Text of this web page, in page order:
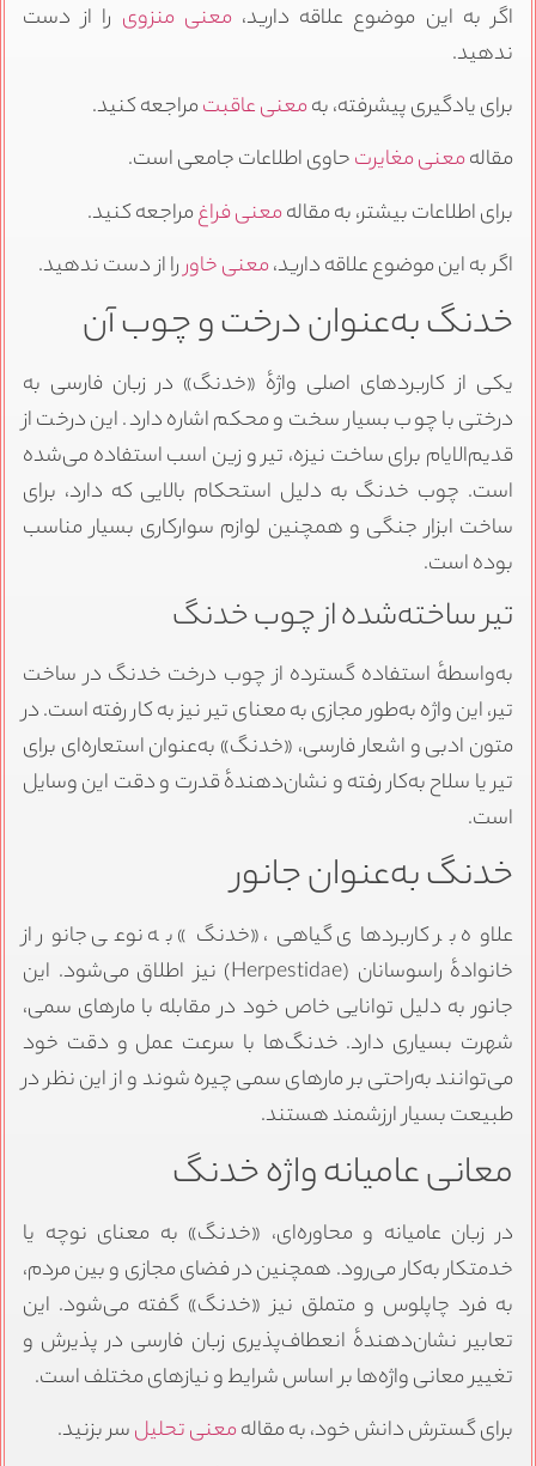
اگر به این موضوع علاقه دارید، معنی منزویرا از دست
ندهید.
برای یادگیری پیشرفته، بهمعنی عاقبتمراجعه کنید.
مقالهمعنی مغایرتحاوی اطلاعات جامعی است.
برای اطلاعات بیشتر، به مقالهمعنی فراغمراجعه کنید.
اگر به این موضوع علاقه دارید،معنی خاوررا از دست ندهید.
خدنگ به‌عنوان درخت و چوب آن
یکی از کاربردهای اصلی واژهٔ «خدنگ» در زبان فارسی به
درختی با چوب بسیار سخت و محکم اشاره دارد. این درخت از
قدیم‌الایام برای ساخت نیزه، تیر و زین اسب استفاده می‌شده
است. چوب خدنگ به دلیل استحکام بالایی که دارد، برای
ساخت ابزار جنگی و همچنین لوازم سوارکاری بسیار مناسب
بوده است.
تیر ساخته‌شده از چوب خدنگ
به‌واسطهٔ استفاده گسترده از چوب درخت خدنگ در ساخت
تیر، این واژه به‌طور مجازی به معنای تیر نیز به کار رفته است. در
متون ادبی و اشعار فارسی، «خدنگ» به‌عنوان استعاره‌ای برای
تیر یا سلاح به‌کار رفته و نشان‌دهندهٔ قدرت و دقت این وسایل
است.
خدنگ به‌عنوان جانور
علاوه بر کاربردهای گیاهی، «خدنگ» به نوعی جانور از
خانوادهٔ راسوسانان (Herpestidae) نیز اطلاق می‌شود. این
جانور به دلیل توانایی خاص خود در مقابله با مارهای سمی،
شهرت بسیاری دارد. خدنگ‌ها با سرعت عمل و دقت خود
می‌توانند به‌راحتی بر مارهای سمی چیره شوند و از این نظر در
طبیعت بسیار ارزشمند هستند.
معانی عامیانه واژه خدنگ
در زبان عامیانه و محاوره‌ای، «خدنگ» به معنای نوچه یا
خدمتکار به‌کار می‌رود. همچنین در فضای مجازی و بین مردم،
به فرد چاپلوس و متملق نیز «خدنگ» گفته می‌شود. این
تعابیر نشان‌دهندهٔ انعطاف‌پذیری زبان فارسی در پذیرش و
تغییر معانی واژه‌ها بر اساس شرایط و نیازهای مختلف است.
برای گسترش دانش خود، به مقالهمعنی تحلیلسر بزنید.